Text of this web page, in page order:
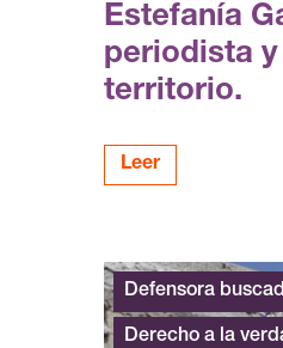
Estefanía
periodista
territorio.
Leer
Defensora
Derecho a la